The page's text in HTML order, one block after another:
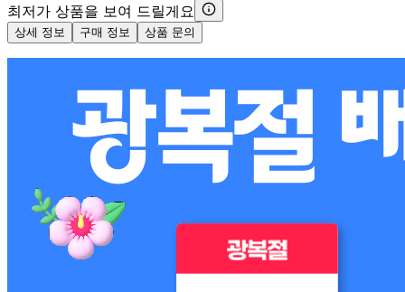
최저가 상품을 보여 드릴게요
상세 정보 구매 정보 상품 문의